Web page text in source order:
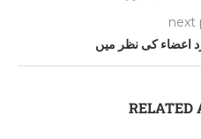
next
اعضاء کی نظر میں
RELATED